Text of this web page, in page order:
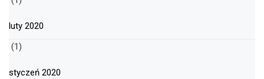
luty 2020
(1)
styczeń 2020